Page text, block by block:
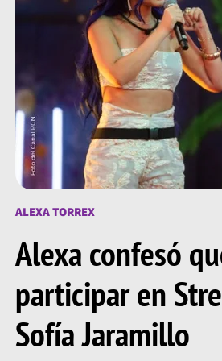
ALEXA TORREX
Alexa confesó
participar en
Sofía Jaramillo